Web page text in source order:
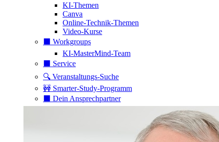
KI-Themen
Canva
Online-Technik-Themen
Video-Kurse
⬛️ Workgroups
KI-MasterMind-Team
⬛️ Service
🔍 Veranstaltungs-Suche
🚧 Smarter-Study-Programm
⬛️ Dein Ansprechpartner